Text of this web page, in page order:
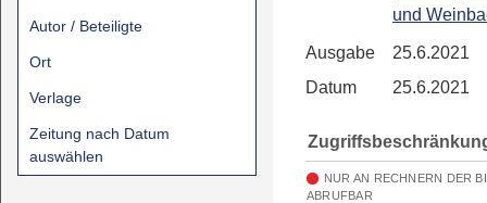
Autor / Beteiligte
Ort
Verlage
Zeitung nach Datum
auswählen
und
Ausgabe
25.6.2021
Datum
25.6.2021
NUR AN RECHNERN DER
ABRUFBAR